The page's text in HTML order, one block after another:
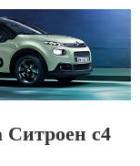
Ситроен с4